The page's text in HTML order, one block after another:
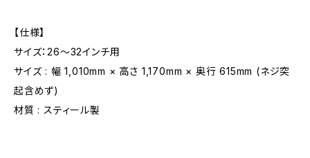
【仕様】
サイズ：26～32インチ用
サイズ : 幅 1,010mm × 高さ 1,170mm × 奥行 615mm (ネジ突
起含めず)
材質 : スティール製